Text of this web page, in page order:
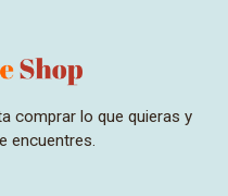
comprar lo que quieras y
encuentres.